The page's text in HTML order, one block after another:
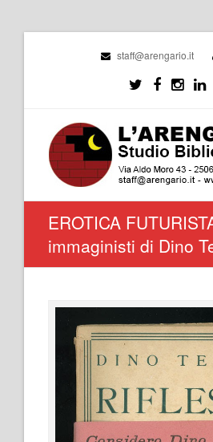
staff@arengario.it
EROTICA
immaginisti di Dino